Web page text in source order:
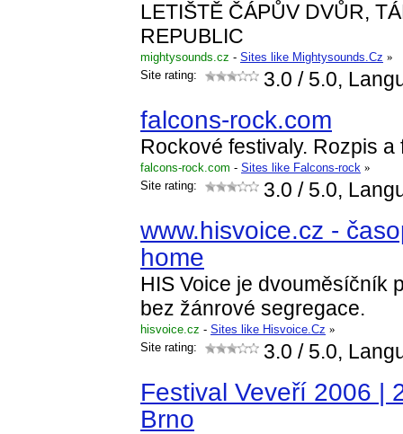
LETIŠTĚ ČÁPŮV DVŮR,
REPUBLIC
mightysounds.cz - Sites like Mightysounds.Cz »
Site rating:
3.0 / 5.0,
falcons-rock.com
Rockové festivaly. Rozpis a
falcons-rock.com - Sites like Falcons-rock »
Site rating:
3.0 / 5.0,
www.hisvoice.cz -
home
HIS Voice je dvouměsíčník
bez žánrové segregace.
hisvoice.cz - Sites like Hisvoice.Cz »
Site rating:
3.0 / 5.0,
Festival Veveří 2006 |
Brno